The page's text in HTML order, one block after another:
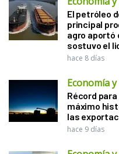
El petróleo
principal
agro aportó
sostuvo el
hace 8 días
Economía
Récord
máximo
las
hace 9 días